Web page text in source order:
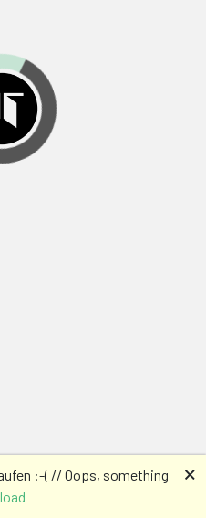
:-( // Oops, something
🗙